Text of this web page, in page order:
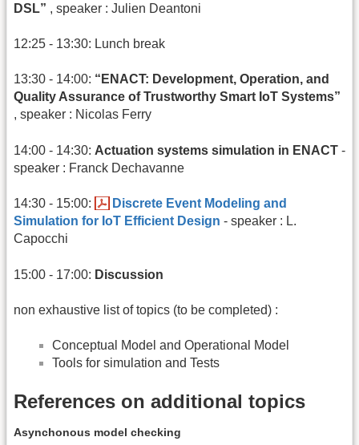
DSL” , speaker : Julien Deantoni
12:25 - 13:30: Lunch break
13:30 - 14:00: “ENACT: Development, Operation, and
Quality Assurance of Trustworthy Smart IoT Systems”
, speaker : Nicolas Ferry
14:00 - 14:30: Actuation systems simulation in ENACT -
speaker : Franck Dechavanne
14:30 - 15:00:
Discrete Event Modeling and
Simulation for IoT Efficient Design - speaker : L.
Capocchi
15:00 - 17:00: Discussion
non exhaustive list of topics (to be completed) :
Conceptual Model and Operational Model
Tools for simulation and Tests
References on additional topics
Asynchonous model checking